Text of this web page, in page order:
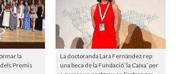
la
Premis
La doctoranda Lara Fernández rep
una beca de la Fundació ‘la Caixa’ per